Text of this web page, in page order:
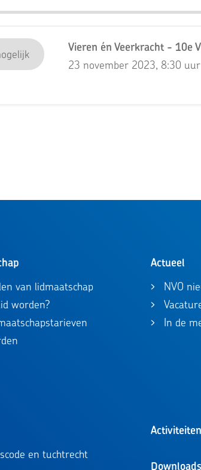
Vieren én Veerkracht - 10e
23 november 2023, 8:30
van lidmaatschap
worden?
Actueel
NVO
In de
en tuchtrecht
Activiteiten
Downloads